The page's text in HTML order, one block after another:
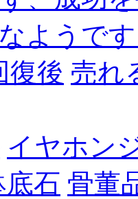
ようで
復後 売れ
イヤホン
底石 骨董